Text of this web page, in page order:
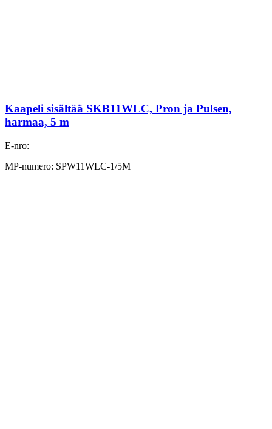
Kaapeli sisältää SKB11WLC, Pron ja Pulsen,
harmaa, 5 m
E-nro:
MP-numero: SPW11WLC-1/5M